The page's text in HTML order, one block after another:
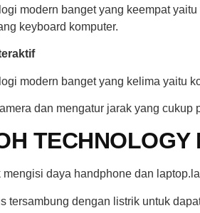
modern banget yang keempat
keyboard komputer.
modern banget yang kelima yaitu
dan mengatur jarak yang cukup
mengisi daya handphone dan
tersambung dengan listrik untuk